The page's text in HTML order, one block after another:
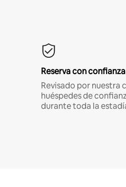
Reserva con confianza
Revisado por nuestra
huéspedes de
durante toda la